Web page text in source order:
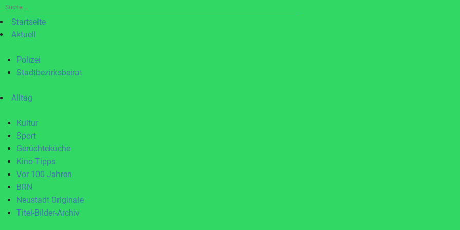
Suche
nach:Startseite
Aktuell
Polizei
Stadtbezirksbeirat
Alltag
Kultur
Sport
Gerüchteküche
Kino-Tipps
Vor 100 Jahren
BRN
Neustadt Originale
Titel-Bilder-Archiv